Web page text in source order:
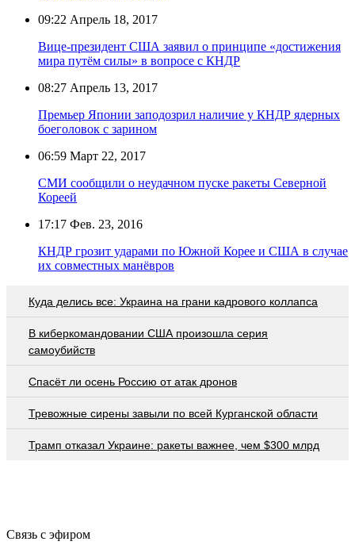
09:22 Апрель 18, 2017
Вице-президент США заявил о принципе «достижения
мира путём силы» в вопросе с КНДР
08:27 Апрель 13, 2017
Премьер Японии заподозрил наличие у КНДР ядерных
боеголовок с зарином
06:59 Март 22, 2017
СМИ сообщили о неудачном пуске ракеты Северной
Кореей
17:17 Фев. 23, 2016
КНДР грозит ударами по Южной Корее и США в случае
их совместных манёвров
Куда делись все: Украина на грани кадрового коллапса
В киберкомандовании США произошла серия
самоубийств
Спасёт ли осень Россию от атак дронов
Тревожные сирены завыли по всей Курганской области
Трамп отказал Украине: ракеты важнее, чем $300 млрд
Связь с эфиром